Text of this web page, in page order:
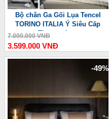
Bộ chăn Ga Gối Lụa Tencel
TORINO ITALIA Ý Siêu Cấp
Thượng Lưu
7.000.000 VNĐ
3.599.000 VNĐ
-49%